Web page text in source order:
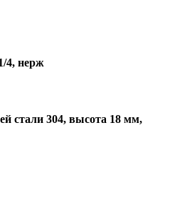
4, нерж
стали 304, высота 18 мм,